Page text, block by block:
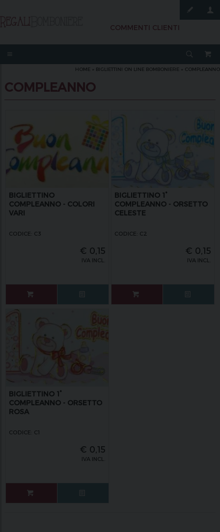
COMMENTI CLIENTI
HOME » BIGLIETTINI ON LINE BOMBONIERE » COMPLEANNO
COMPLEANNO
BIGLIETTINO
COMPLEANNO - COLORI
VARI
CODICE: C3
€ 0,15
IVA INCL.
BIGLIETTINO 1°
COMPLEANNO - ORSETTO
CELESTE
CODICE: C2
€ 0,15
IVA INCL.
BIGLIETTINO 1°
COMPLEANNO - ORSETTO
ROSA
CODICE: C1
€ 0,15
IVA INCL.